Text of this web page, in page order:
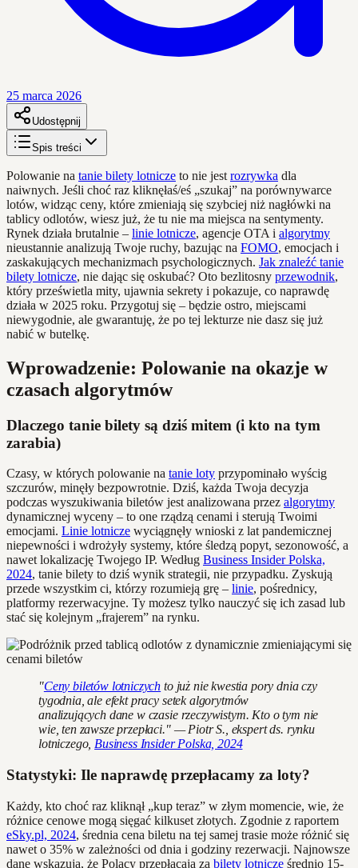
25 marca 2026
Udostępnij
Spis treści
Polowanie na tanie bilety lotnicze to nie jest rozrywka dla
naiwnych. Jeśli choć raz kliknęłaś/eś „szukaj” na porównywarce
lotów, widząc ceny, które zmieniają się szybciej niż nagłówki na
tablicy odlotów, wiesz już, że tu nie ma miejsca na sentymenty.
Rynek działa brutalnie – linie lotnicze, agencje OTA i algorytmy
nieustannie analizują Twoje ruchy, bazując na FOMO, emocjach i
zaskakujących mechanizmach psychologicznych. Jak znaleźć tanie
bilety lotnicze, nie dając się oskubać? Oto bezlitosny przewodnik,
który prześwietla mity, ujawnia sekrety i pokazuje, co naprawdę
działa w 2025 roku. Przygotuj się – będzie ostro, miejscami
niewygodnie, ale gwarantuję, że po tej lekturze nie dasz się już
nabić w butelkę.
Wprowadzenie: Polowanie na okazje w
czasach algorytmów
Dlaczego tanie bilety są dziś mitem (i kto na tym
zarabia)
Czasy, w których polowanie na tanie loty przypominało wyścig
szczurów, minęły bezpowrotnie. Dziś, każda Twoja decyzja
podczas wyszukiwania biletów jest analizowana przez algorytmy
dynamicznej wyceny – to one rządzą cenami i sterują Twoimi
emocjami. Linie lotnicze wyciągnęły wnioski z lat pandemicznej
niepewności i wdrożyły systemy, które śledzą popyt, sezonowość, a
nawet lokalizację Twojego IP. Według Business Insider Polska,
2024, tanie bilety to dziś wynik strategii, nie przypadku. Zyskują
przede wszystkim ci, którzy rozumieją grę – linie, pośrednicy,
platformy rezerwacyjne. Ty możesz tylko nauczyć się ich zasad lub
stać się kolejnym „frajerem” na rynku.
"Ceny biletów lotniczych to już nie kwestia pory dnia czy
tygodnia, ale efekt pracy setek algorytmów
analizujących dane w czasie rzeczywistym. Kto o tym nie
wie, ten zawsze przepłaci." — Piotr S., ekspert ds. rynku
lotniczego, Business Insider Polska, 2024
Statystyki: Ile naprawdę przepłacamy za loty?
Każdy, kto choć raz kliknął „kup teraz” w złym momencie, wie, że
różnice cenowe mogą sięgać kilkuset złotych. Zgodnie z raportem
eSky.pl, 2024, średnia cena biletu na tej samej trasie może różnić się
nawet o 35% w zależności od dnia i godziny rezerwacji. Najnowsze
dane wskazują, że Polacy przepłacają za bilety lotnicze średnio 15-